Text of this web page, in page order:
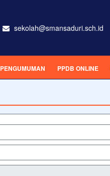
sekolah@smansaduri.sch.id
PENGUMUMAN PPDB ONLINE